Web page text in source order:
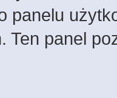
panelu
Ten panel